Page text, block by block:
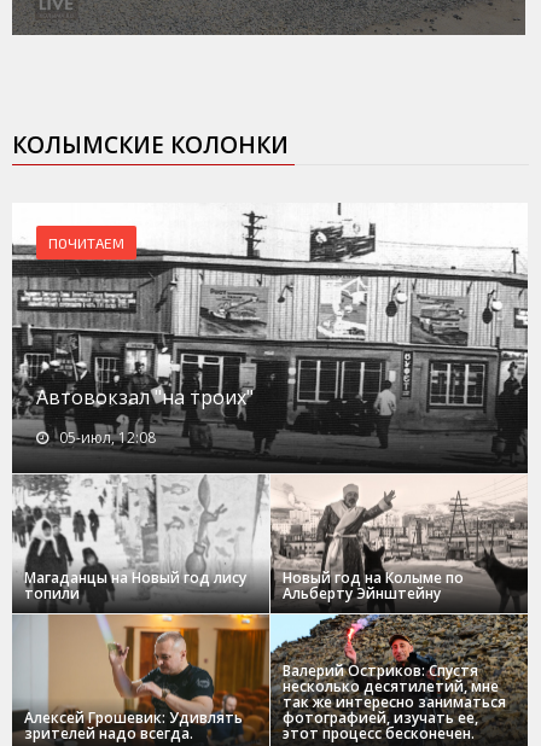
КОЛЫМСКИЕ КОЛОНКИ
ПОЧИТАЕМ
Автовокзал "на троих"
05-июл, 12:08
Магаданцы на Новый год лису
топили
Новый год на Колыме по
Альберту Эйнштейну
Алексей Грошевик: Удивлять
зрителей надо всегда.
Валерий Остриков: Спустя
несколько десятилетий, мне
так же интересно заниматься
фотографией, изучать ее,
этот процесс бесконечен.